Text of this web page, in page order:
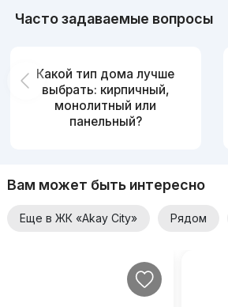
Часто задаваемые вопросы
Какой тип дома лучше
выбрать: кирпичный,
монолитный или
панельный?
Вам может быть интересно
Еще в ЖК «Akay City» Рядом